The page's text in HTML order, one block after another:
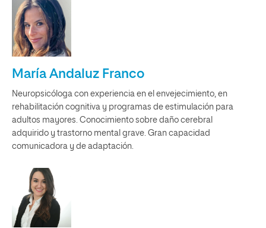
María Andaluz Franco
Neuropsicóloga con experiencia en el envejecimiento, en
rehabilitación cognitiva y programas de estimulación para
adultos mayores. Conocimiento sobre daño cerebral
adquirido y trastorno mental grave. Gran capacidad
comunicadora y de adaptación.